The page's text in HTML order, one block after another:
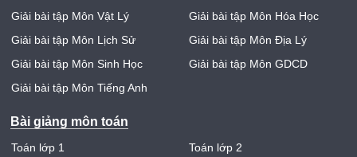
Giải bài tập Môn Vật Lý
Giải bài tập Môn Hóa Học
Giải bài tập Môn Lịch Sử
Giải bài tập Môn Địa Lý
Giải bài tập Môn Sinh Học
Giải bài tập Môn GDCD
Giải bài tập Môn Tiếng Anh
Bài giảng môn toán
Toán lớp 1 Toán lớp 2